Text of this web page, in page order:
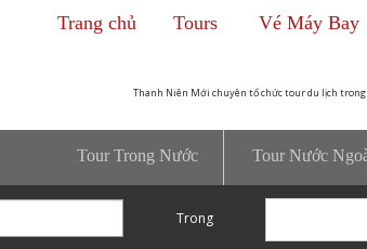
Thanh Niên Mới chuyên tổ chức tour du lịch
Trang chủ Tours Vé Máy Bay
Tour Trong Nước Tour Nước
Trong